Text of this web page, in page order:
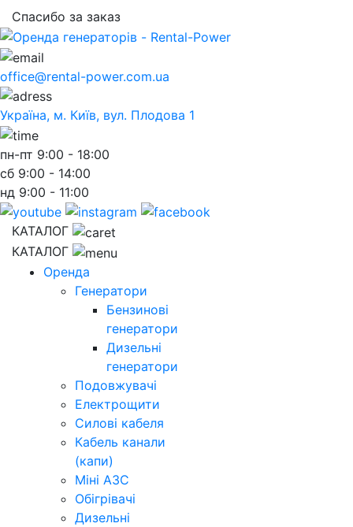
Спасибо за заказ
office@rental-power.com.ua
Україна, м. Київ, вул. Плодова 1
пн-пт 9:00 - 18:00
сб 9:00 - 14:00
нд 9:00 - 11:00
КАТАЛОГ
КАТАЛОГ
Оренда
Генератори
Бензинові
генератори
Дизельні
генератори
Подовжувачі
Електрощити
Силові кабеля
Кабель канали
(капи)
Міні АЗС
Обігрівачі
Дизельні